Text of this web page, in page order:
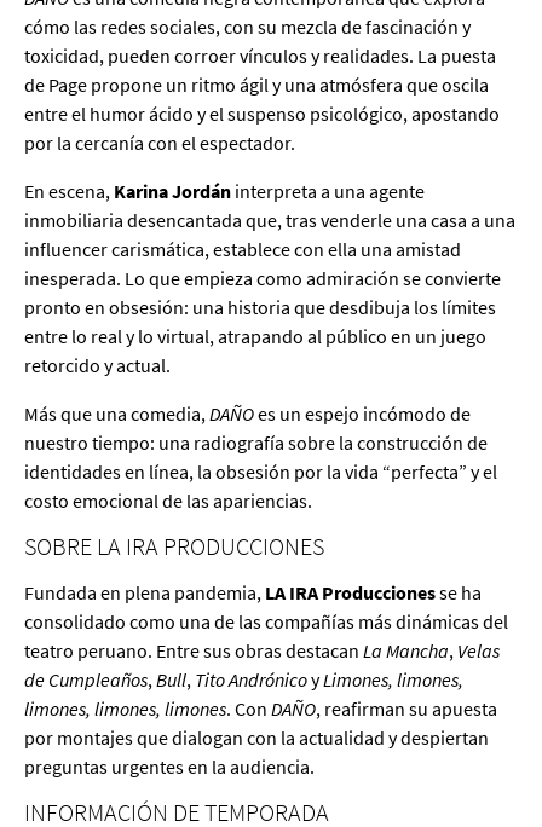
cómo las redes sociales, con su mezcla de fascinación y
toxicidad, pueden corroer vínculos y realidades. La puesta
de Page propone un ritmo ágil y una atmósfera que oscila
entre el humor ácido y el suspenso psicológico, apostando
por la cercanía con el espectador.
En escena, Karina Jordán interpreta a una agente
inmobiliaria desencantada que, tras venderle una casa a una
influencer carismática, establece con ella una amistad
inesperada. Lo que empieza como admiración se convierte
pronto en obsesión: una historia que desdibuja los límites
entre lo real y lo virtual, atrapando al público en un juego
retorcido y actual.
Más que una comedia,DAÑOes un espejo incómodo de
nuestro tiempo: una radiografía sobre la construcción de
identidades en línea, la obsesión por la vida “perfecta” y el
costo emocional de las apariencias.
SOBRE LA IRA PRODUCCIONES
Fundada en plena pandemia, LA IRA Produccionesse ha
consolidado como una de las compañías más dinámicas del
teatro peruano. Entre sus obras destacan La Mancha, Velas
de Cumpleaños,Bull, Tito AndrónicoyLimones, limones,
limones, limones, limones. Con DAÑO, reafirman su apuesta
por montajes que dialogan con la actualidad y despiertan
preguntas urgentes en la audiencia.
INFORMACIÓN DE TEMPORADA